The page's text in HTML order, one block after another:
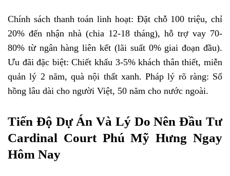
Chính sách thanh toán linh hoạt: Đặt chỗ 100 triệu, chỉ
20% đến nhận nhà (chia 12-18 tháng), hỗ trợ vay 70-
80% từ ngân hàng liên kết (lãi suất 0% giai đoạn đầu).
Ưu đãi đặc biệt: Chiết khấu 3-5% khách thân thiết, miễn
quản lý 2 năm, quà nội thất xanh. Pháp lý rõ ràng: Sổ
hồng lâu dài cho người Việt, 50 năm cho nước ngoài.
Tiến Độ Dự Án Và Lý Do Nên Đầu Tư
Cardinal Court Phú Mỹ Hưng Ngay
Hôm Nay